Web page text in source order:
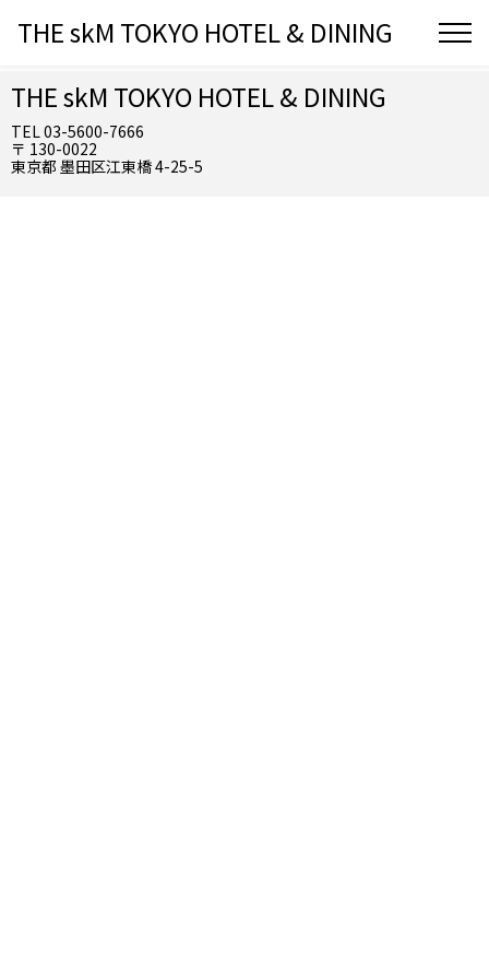
THE skM TOKYO HOTEL & DINING
THE skM TOKYO HOTEL & DINING
TEL 03-5600-7666
〒 130-0022
東京都 墨田区江東橋 4-25-5